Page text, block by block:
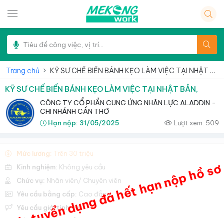
Trang chủ KỸ SƯ CHẾ BIẾN BÁNH KẸO LÀM VIỆC TẠI NHẬT BẢN,
KỸ SƯ CHẾ BIẾN BÁNH KẸO LÀM VIỆC TẠI NHẬT BẢN,
CÔNG TY CỔ PHẦN CUNG ỨNG NHÂN LỰC ALADDIN -
CHI NHÁNH CẦN THƠ
Hạn nộp: 31/05/2025 Lượt xem: 509
Mức lương: Trên 30 triệu
Kinh nghiệm: Không yêu cầu
Chức vụ: Nhân viên/ Chuyên viên
Yêu cầu bằng cấp: Cao đẳng
Yêu cầu giới tính:Nữ
Tin tuyển dụng đã hết hạn nộp hồ sơ